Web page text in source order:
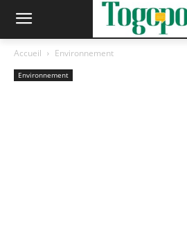
Accueil Environnement
Environnement